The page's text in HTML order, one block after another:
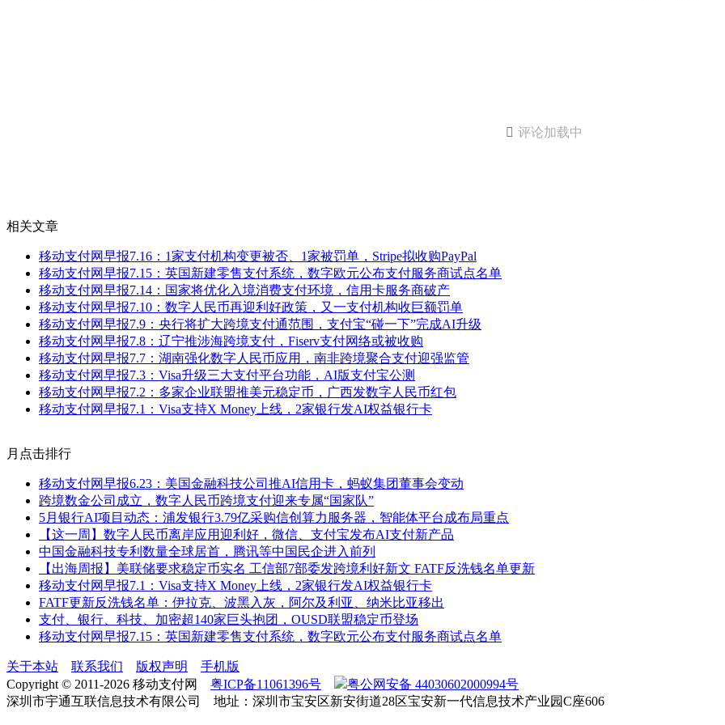
 评论加载中
相关文章
移动支付网早报7.16：1家支付机构变更被否、1家被罚单，Stripe拟收购PayPal
移动支付网早报7.15：英国新建零售支付系统，数字欧元公布支付服务商试点名单
移动支付网早报7.14：国家将优化入境消费支付环境，信用卡服务商破产
移动支付网早报7.10：数字人民币再迎利好政策，又一支付机构收巨额罚单
移动支付网早报7.9：央行将扩大跨境支付通范围，支付宝“碰一下”完成AI升级
移动支付网早报7.8：辽宁推涉海跨境支付，Fiserv支付网络或被收购
移动支付网早报7.7：湖南强化数字人民币应用，南非跨境聚合支付迎强监管
移动支付网早报7.3：Visa升级三大支付平台功能，AI版支付宝公测
移动支付网早报7.2：多家企业联盟推美元稳定币，广西发数字人民币红包
移动支付网早报7.1：Visa支持X Money上线，2家银行发AI权益银行卡
月点击排行
移动支付网早报6.23：美国金融科技公司推AI信用卡，蚂蚁集团董事会变动
跨境数金公司成立，数字人民币跨境支付迎来专属“国家队”
5月银行AI项目动态：浦发银行3.79亿采购信创算力服务器，智能体平台成布局重点
【这一周】数字人民币离岸应用迎利好，微信、支付宝发布AI支付新产品
中国金融科技专利数量全球居首，腾讯等中国民企进入前列
【出海周报】美联储要求稳定币实名 工信部7部委发跨境利好新文 FATF反洗钱名单更新
移动支付网早报7.1：Visa支持X Money上线，2家银行发AI权益银行卡
FATF更新反洗钱名单：伊拉克、波黑入灰，阿尔及利亚、纳米比亚移出
支付、银行、科技、加密超140家巨头抱团，OUSD联盟稳定币登场
移动支付网早报7.15：英国新建零售支付系统，数字欧元公布支付服务商试点名单
关于本站 联系我们 版权声明
手机版
Copyright © 2011-2026 移动支付网 粤ICP备11061396号
粤公网安备 44030602000994号
深圳市宇通互联信息技术有限公司 地址：深圳市宝安区新安街道28区宝安新一代信息技术产业园C座606